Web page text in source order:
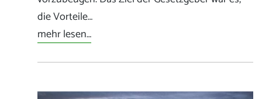
die Vorteile…
mehr lesen…